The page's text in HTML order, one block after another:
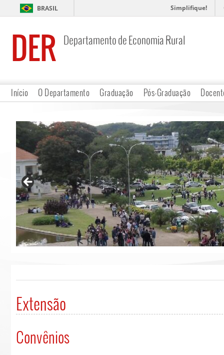
BRASIL Simplifique!
DER Departamento de Economia Rural
Início O Departamento Graduação Pós-Graduação
Extensão
Convênios